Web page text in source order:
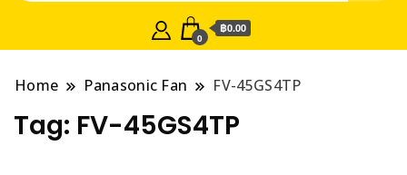
0
฿0.00
Home Panasonic Fan FV-45GS4TP
Tag: FV-45GS4TP